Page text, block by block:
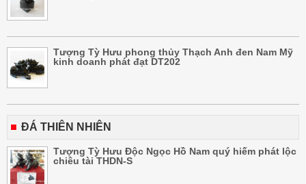
Tượng Tỳ Hưu phong thủy Thạch Anh đen Nam Mỹ
kinh doanh phát đạt DT202
ĐÁ THIÊN NHIÊN
Tượng Tỳ Hưu Độc Ngọc Hồ Nam quý hiếm phát lộc
chiêu tài THDN-S